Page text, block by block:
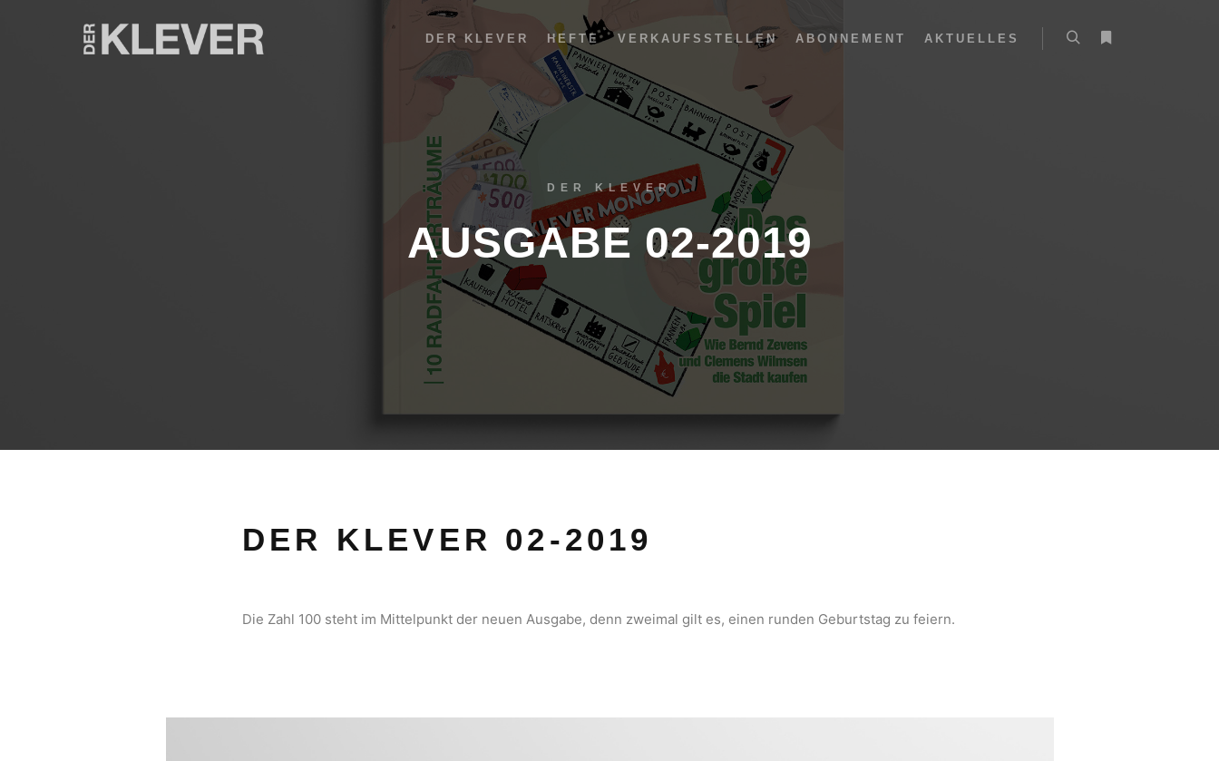
DER KLEVER HEFTE VERKAUFSSTELLEN ABONNEMENT AKTUELLES
DER KLEVER
AUSGABE 02-2019
DER KLEVER 02-2019
Die Zahl 100 steht im Mittelpunkt der neuen Ausgabe, denn zweimal gilt es, einen runden Geburtstag zu feiern.